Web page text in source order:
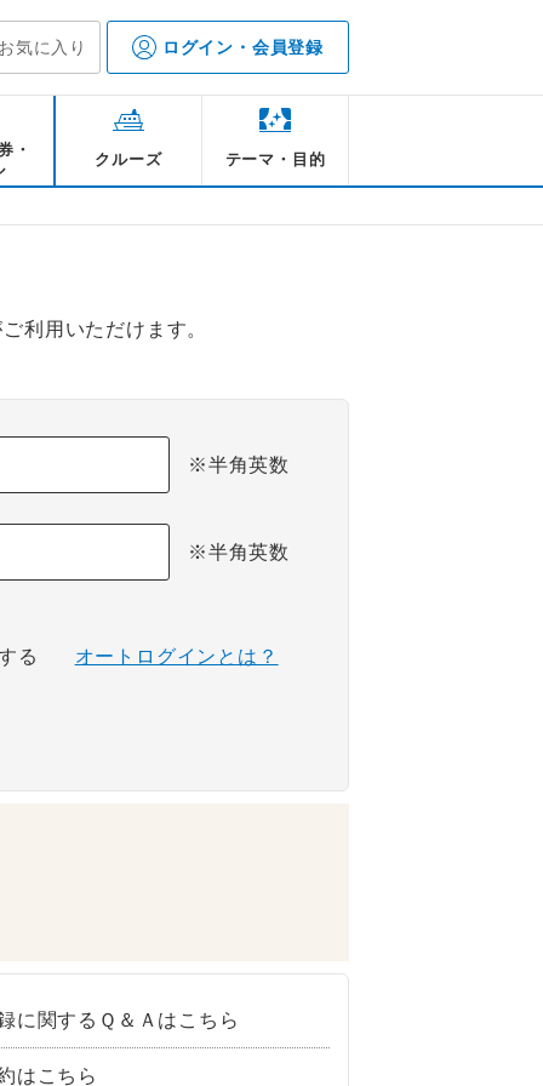
気に入り ログイン・会員登録
・
クルーズ テーマ・目的
利用いただけます。
※半角英数
※半角英数
る オートログインとは？
に関するＱ＆Ａはこちら
はこちら